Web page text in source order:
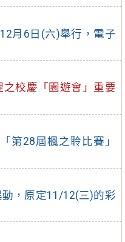
月6日(六)舉行，電子
之校慶「園遊會」重要
第28屆楓之聆比賽」
動，原定11/12(三)的彩